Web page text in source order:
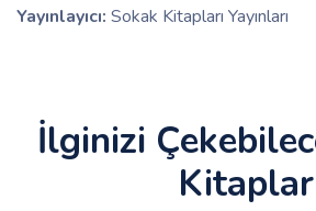
Yayınlayıcı: Sokak Kitapları Yayınları
İlginizi
Kitaplar